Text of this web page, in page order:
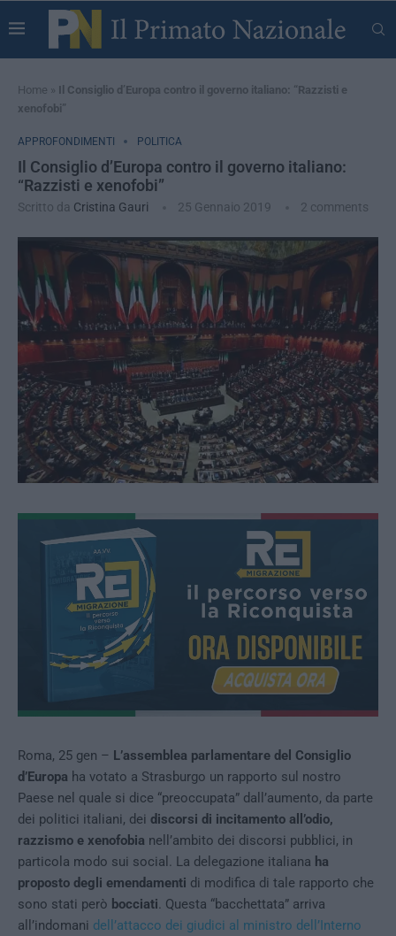
Home » Il Consiglio d’Europa contro il governo italiano: “Razzisti e
xenofobi”
APPROFONDIMENTI POLITICA
Il Consiglio d’Europa contro il governo italiano:
“Razzisti e xenofobi”
Scritto da Cristina Gauri 25 Gennaio 2019 2 comments
Roma, 25 gen – L’assemblea parlamentare del Consiglio
d’Europa ha votato a Strasburgo un rapporto sul nostro
Paese nel quale si dice “preoccupata” dall’aumento, da parte
dei politici italiani, dei discorsi di incitamento all’odio,
razzismo e xenofobia nell’ambito dei discorsi pubblici, in
particola modo sui social. La delegazione italiana ha
proposto degli emendamenti di modifica di tale rapporto che
sono stati però bocciati. Questa “bacchettata” arriva
all’indomani dell’attacco dei giudici al ministro dell’Interno